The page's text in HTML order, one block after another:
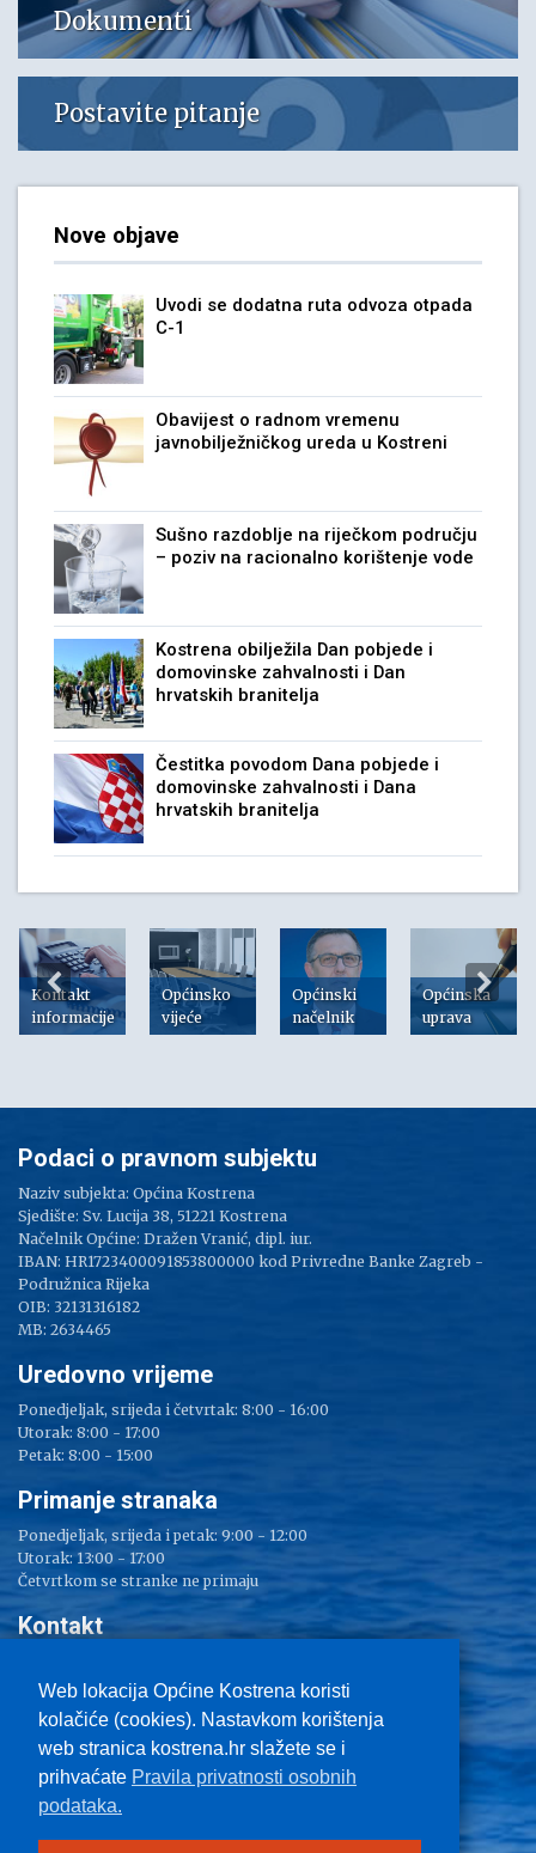
Dokumenti
Postavite pitanje
Nove objave
Uvodi se dodatna ruta odvoza otpada
C-1
Obavijest o radnom vremenu
javnobilježničkog ureda u Kostreni
Sušno razdoblje na riječkom području
– poziv na racionalno korištenje vode
Kostrena obilježila Dan pobjede i
domovinske zahvalnosti i Dan
hrvatskih branitelja
Čestitka povodom Dana pobjede i
domovinske zahvalnosti i Dana
hrvatskih branitelja
Kontakt
informacije
Općinsko
vijeće
Općinski
načelnik
Općinska
uprava
Web lokacija Općine Kostrena koristi
kolačiće (cookies). Nastavkom korištenja
web stranica kostrena.hr slažete se i
prihvaćate Pravila privatnosti osobnih
podataka.
Podaci o pravnom subjektu
Naziv subjekta: Općina Kostrena
Sjedište: Sv. Lucija 38, 51221 Kostrena
Načelnik Općine: Dražen Vranić, dipl. iur.
IBAN: HR1723400091853800000 kod Privredne Banke Zagreb -
Podružnica Rijeka
OIB: 32131316182
MB: 2634465
Uredovno vrijeme
Ponedjeljak, srijeda i četvrtak: 8:00 - 16:00
Utorak: 8:00 - 17:00
Petak: 8:00 - 15:00
Primanje stranaka
Ponedjeljak, srijeda i petak: 9:00 - 12:00
Utorak: 13:00 - 17:00
Četvrtkom se stranke ne primaju
Kontakt
Tel: 051/ 209 000
Fax: 051/ 289 400
E-mail:kostrena@kostrena.hr
Kontakt informacije
Uvjeti korištenja
Pravo na pristup informacijama
Zaštita privatnosti